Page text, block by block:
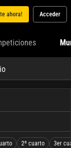
ahora! Acceder
2º cuarto 3er